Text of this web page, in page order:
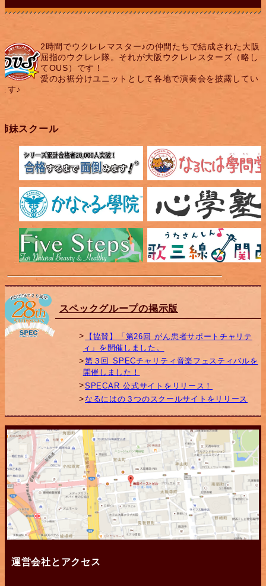
2時間でウクレレマスター♪の仲間たちで結成された大阪
屈指のウクレレ隊。それが大阪ウクレレスターズ（略し
てOUS）です！
愛のお裾分けユニットとして各地で演奏会を披露してい
す♪
妹スクール
スペックグループの掲示版
【協賛】「第26回 がん患者サポートチャリテ
ィ」を開催しました。
第３回 SPECチャリティ音楽フェスティバルを
開催しました！
SPECAR 公式サイトをリリース！
なるにはの３つのスクールサイトをリリース
運営会社とアクセス